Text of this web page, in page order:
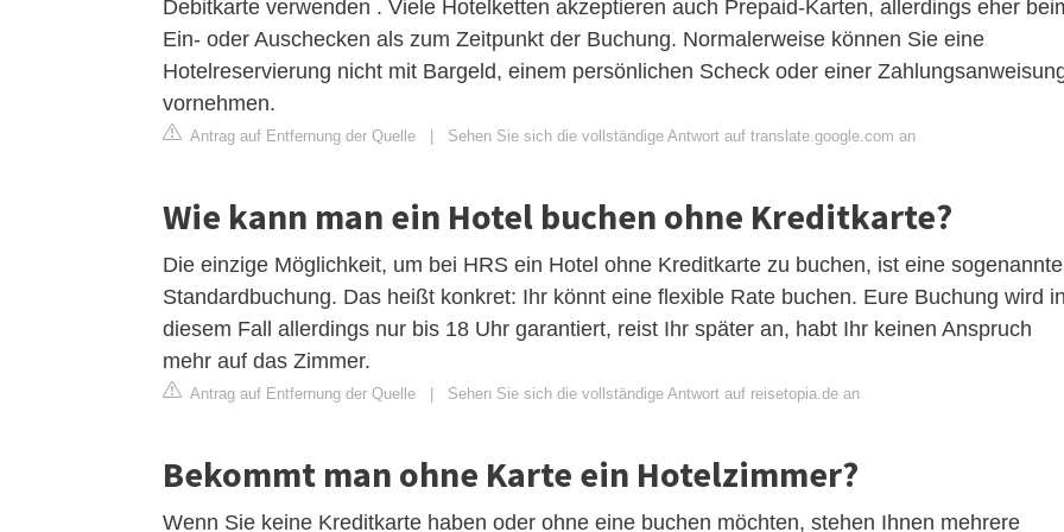
Debitkarte verwenden . Viele Hotelketten akzeptieren auch Prepaid-Karten, allerdings eher
Ein- oder Auschecken als zum Zeitpunkt der Buchung. Normalerweise können Sie eine
Hotelreservierung nicht mit Bargeld, einem persönlichen Scheck oder einer
vornehmen.
Antrag auf Entfernung der Quelle | Sehen Sie sich die vollständige Antwort auf translate.google.com an
Wie kann man ein Hotel buchen ohne Kreditkarte?
Die einzige Möglichkeit, um bei HRS ein Hotel ohne Kreditkarte zu buchen, ist eine sogenannte
Standardbuchung. Das heißt konkret: Ihr könnt eine flexible Rate buchen. Eure Buchung wird in
diesem Fall allerdings nur bis 18 Uhr garantiert, reist Ihr später an, habt Ihr keinen Anspruch
mehr auf das Zimmer.
Antrag auf Entfernung der Quelle | Sehen Sie sich die vollständige Antwort auf reisetopia.de an
Bekommt man ohne Karte ein Hotelzimmer?
Wenn Sie keine Kreditkarte haben oder ohne eine buchen möchten, stehen Ihnen mehrere